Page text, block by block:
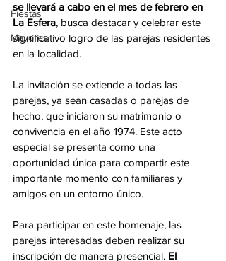
Fiestas
Mayores
se llevará a cabo en el mes de febrero en
La Esfera, busca destacar y celebrar este
significativo logro de las parejas residentes
en la localidad.
La invitación se extiende a todas las
parejas, ya sean casadas o parejas de
hecho, que iniciaron su matrimonio o
convivencia en el año 1974. Este acto
especial se presenta como una
oportunidad única para compartir este
importante momento con familiares y
amigos en un entorno único.
Para participar en este homenaje, las
parejas interesadas deben realizar su
inscripción de manera presencial. El